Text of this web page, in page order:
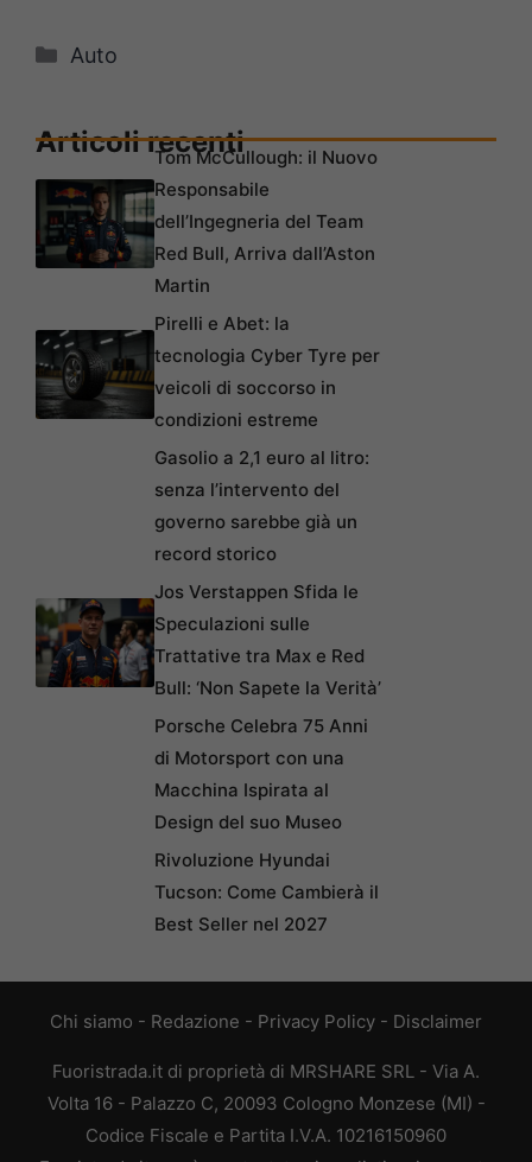
Categorie
Auto
Articoli recentiTom McCullough: il Nuovo
Responsabile
dell’Ingegneria del Team
Red Bull, Arriva dall’Aston
Martin
Pirelli e Abet: la
tecnologia Cyber Tyre per
veicoli di soccorso in
condizioni estreme
Gasolio a 2,1 euro al litro:
senza l’intervento del
governo sarebbe già un
record storico
Jos Verstappen Sfida le
Speculazioni sulle
Trattative tra Max e Red
Bull: ‘Non Sapete la Verità’
Porsche Celebra 75 Anni
di Motorsport con una
Macchina Ispirata al
Design del suo Museo
Rivoluzione Hyundai
Tucson: Come Cambierà il
Best Seller nel 2027
Chi siamo - Redazione - Privacy Policy - Disclaimer
Fuoristrada.it di proprietà di MRSHARE SRL - Via A.
Volta 16 - Palazzo C, 20093 Cologno Monzese (MI) -
Codice Fiscale e Partita I.V.A. 10216150960